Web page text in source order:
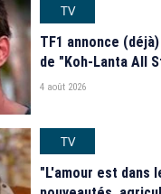
TV
TF1 annonce
de "Koh-Lanta All
4 août 2026
TV
"L'amour est dans